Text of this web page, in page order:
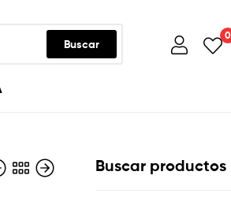
Buscar
0
Buscar productos